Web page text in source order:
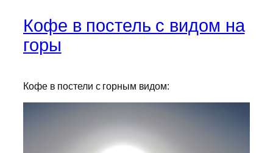
Кофе в постель с видом на
горы
Кофе в постели с горным видом: